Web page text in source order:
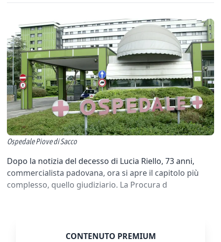
Ospedale Piove di Sacco
Dopo la notizia del decesso di Lucia Riello, 73 anni,
commercialista padovana, ora si apre il capitolo più
complesso, quello giudiziario. La Procura d
CONTENUTO PREMIUM